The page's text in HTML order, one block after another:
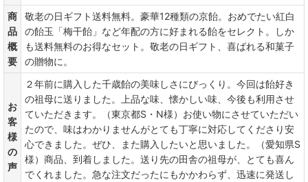
商
品
概
要
敬老の日ギフト送料無料。豪華12種類の京飴。おめでたい紅白
の飴玉「梅干飴」など年配の方に好まれる飴をセレクト。しか
も送料無料のお得なセット。敬老の日ギフト、喜ばれる和菓子
の贈物に。
お
客
様
の
声
２年前に購入した千歳飴の美味しさにびっくり。今回は飴好き
の祖母に送りました。上品な味、懐かしい味、今後も利用させ
ていただきます。（東京都S・N様）お使い物にさせていただい
たので、味はわかりませんがとても丁寧に対応してくださり安
心できました。ぜひ、また購入したいと思いました。（愛知県S
様）商品、到着しました。送り先の田舎の祖母が、とても喜ん
でくれました。急な注文だったにもかかわらず、迅速に発送し